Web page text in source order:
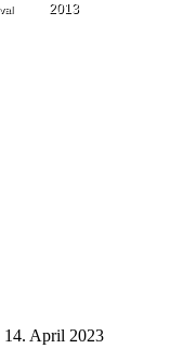
2013
14. April 2023